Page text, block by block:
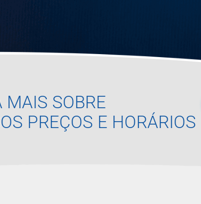
MAIS SOBRE
PREÇOS E HORÁRIOS